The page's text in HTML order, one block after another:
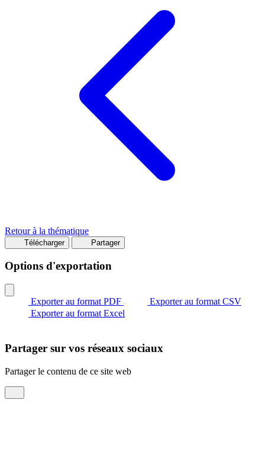
Retour à la thématique
Télécharger Partager
Options d'exportation
Exporter au format PDF
Exporter au format CSV
Exporter au format Excel
Partager sur vos réseaux sociaux
Partager le contenu de ce site web